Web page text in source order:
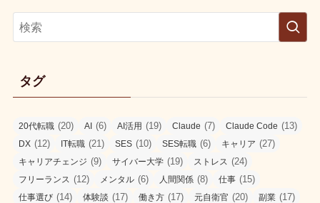
タグ
20代転職 (20) AI (6) AI活用 (19) Claude (7) Claude Code (13)
DX (12) IT転職 (21) SES (10) SES転職 (6) キャリア (27)
キャリアチェンジ (9) サイバー大学 (19) ストレス (24)
フリーランス (12) メンタル (6) 人間関係 (8) 仕事 (15)
仕事選び (14) 体験談 (17) 働き方 (17) 元自衛官 (20) 副業 (17)